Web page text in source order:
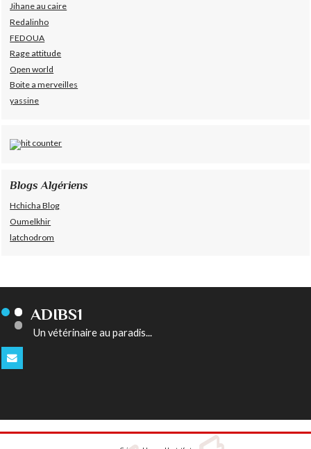
Jihane au caire
Redalinho
FEDOUA
Rage attitude
Open world
Boite a merveilles
yassine
Blogs Algériens
Hchicha Blog
Oumelkhir
latchodrom
ADIBS1
Un vétérinaire au paradis...